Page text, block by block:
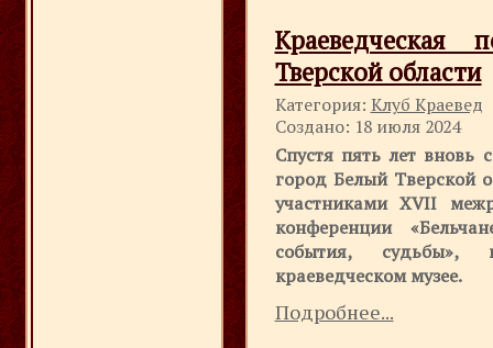
Тверской области
Категория: Клуб Краевед
Создано: 18 июля 2024
Спустя пять лет вновь
город Белый Тверской
участниками XVII
конференции
события,
краеведческом музее.
Подробнее...